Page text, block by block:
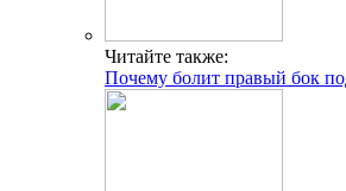
Читайте также:
Почему болит правый бок